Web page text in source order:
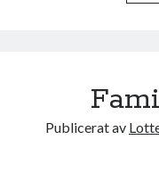
Publicerat av